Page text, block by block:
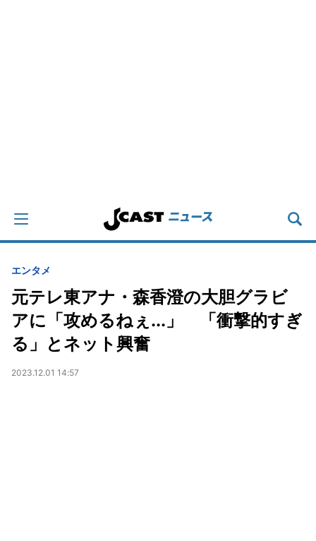
エンタメ
元テレ東アナ・森香澄の大胆グラビ
アに「攻めるねぇ...」 「衝撃的すぎ
る」とネット興奮
2023.12.01 14:57